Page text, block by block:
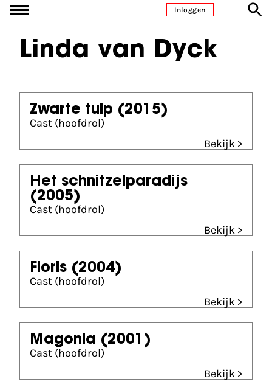
Ga naar inhoudInloggen
Linda van Dyck
Zwarte tulp (2015)
Cast (hoofdrol)
Bekijk >
Het schnitzelparadijs
(2005)
Cast (hoofdrol)
Bekijk >
Floris (2004)
Cast (hoofdrol)
Bekijk >
Magonia (2001)
Cast (hoofdrol)
Bekijk >